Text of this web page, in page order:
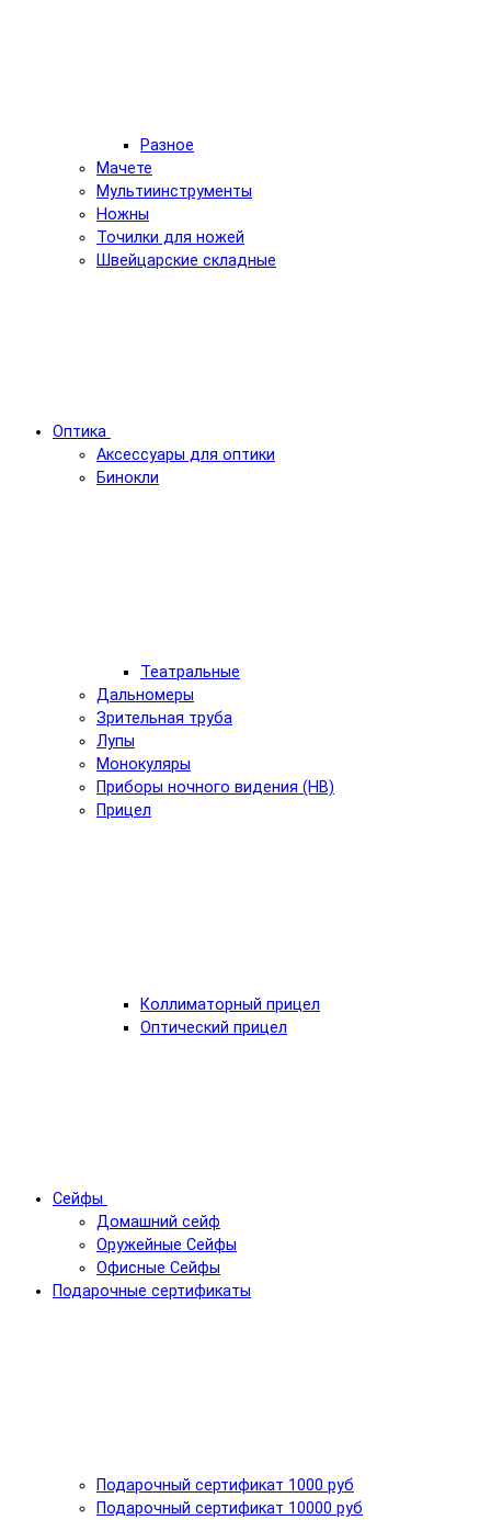
Разное
Мачете
Мультиинструменты
Ножны
Точилки для ножей
Швейцарские складные
Оптика
Аксессуары для оптики
Бинокли
Театральные
Дальномеры
Зрительная труба
Лупы
Монокуляры
Приборы ночного видения (НВ)
Прицел
Коллиматорный прицел
Оптический прицел
Сейфы
Домашний сейф
Оружейные Сейфы
Офисные Сейфы
Подарочные сертификаты
Подарочный сертификат 1000 руб
Подарочный сертификат 10000 руб